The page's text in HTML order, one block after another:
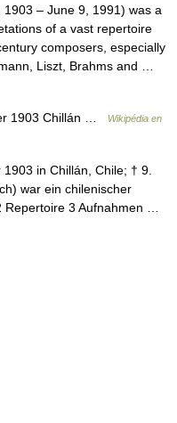
– June 9, 1991) was a
of a vast repertoire
composers, especially
Liszt, Brahms and …
1903 Chillán …
Wikipédia en
in Chillán, Chile; † 9.
war ein chilenischer
Repertoire 3 Aufnahmen …